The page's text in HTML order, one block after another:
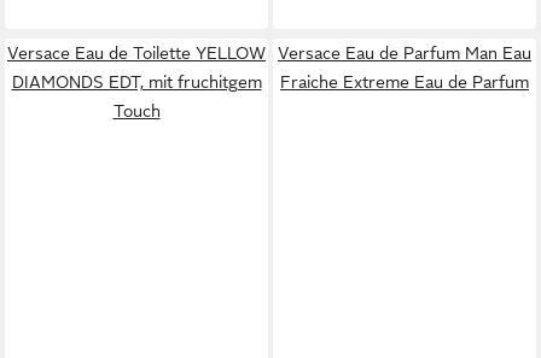
Versace Eau de Toilette YELLOW
DIAMONDS EDT, mit fruchitgem
Touch
Versace Eau de Parfum Man Eau
Fraiche Extreme Eau de Parfum